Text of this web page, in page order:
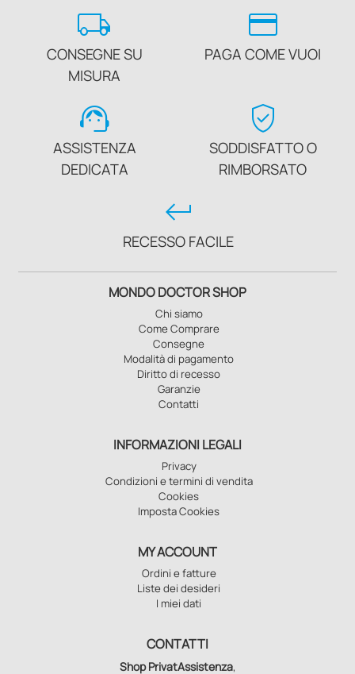
local_shipping
CONSEGNE SU
MISURA
credit_card
PAGA COME VUOI
support_agent
ASSISTENZA
DEDICATA
verified_user
SODDISFATTO O
RIMBORSATO
keyboard_return
RECESSO FACILE
MONDO DOCTOR SHOP
Chi siamo
Come Comprare
Consegne
Modalità di pagamento
Diritto di recesso
Garanzie
Contatti
INFORMAZIONI LEGALI
Privacy
Condizioni e termini di vendita
Cookies
Imposta Cookies
MY ACCOUNT
Ordini e fatture
Liste dei desideri
I miei dati
CONTATTI
Shop PrivatAssistenza,